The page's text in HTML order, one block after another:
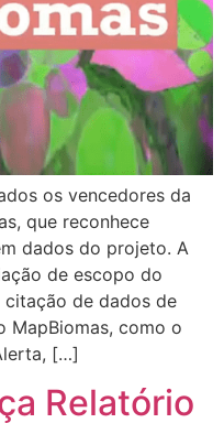
os vencedores da
que reconhece
dados do projeto. A
de escopo do
citação de dados de
MapBiomas, como o
[…]
Relatório